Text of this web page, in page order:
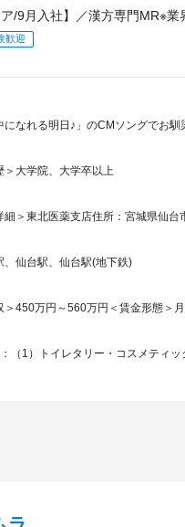
ア/9月入社】／漢方専門MR※
歓迎
になれる明日♪」のCMソングでお
＞大学院、大学卒以上
細＞東北医薬支店住所：宮城県仙
、仙台駅、仙台駅(地下鉄)
＞450万円～560万円＜賃金形態＞
（1）トイレタリー・コスメティ